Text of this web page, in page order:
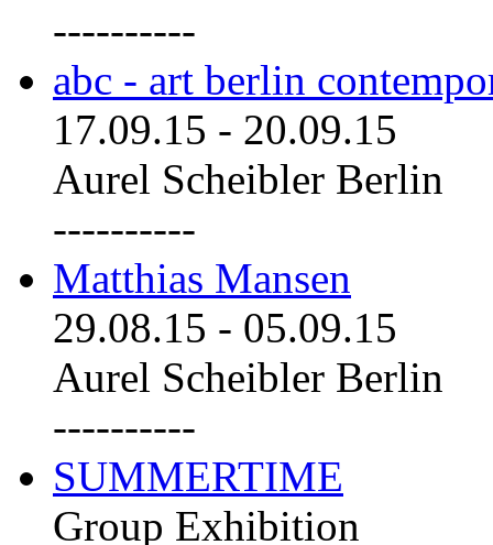
----------
abc - art berlin
17.09.15 - 20.09.15
Aurel Scheibler Berlin
----------
Matthias Mansen
29.08.15 - 05.09.15
Aurel Scheibler Berlin
----------
SUMMERTIME
Group Exhibition